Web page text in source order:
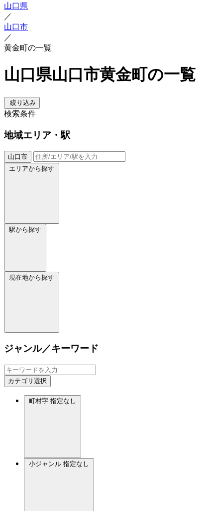
山口県
／
山口市
／
黄金町の一覧
山口県山口市黄金町の一覧
絞り込み
検索条件
地域エリア・駅
山口市
エリアから探す
駅から探す
現在地から探す
ジャンル／キーワード
カテゴリ選択
町村字 指定なし
小ジャンル 指定なし